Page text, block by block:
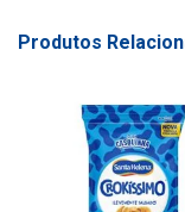
Produtos